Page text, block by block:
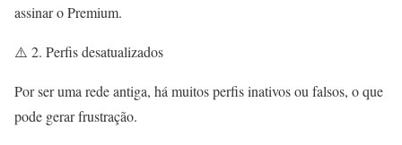
assinar o Premium.
⚠️ 2. Perfis desatualizados
Por ser uma rede antiga, há muitos perfis inativos ou falsos, o que
pode gerar frustração.